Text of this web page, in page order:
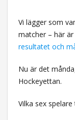
Vi lägger som
matcher – här
resultatet och
Nu är det
Hockeyettan.
Vilka sex